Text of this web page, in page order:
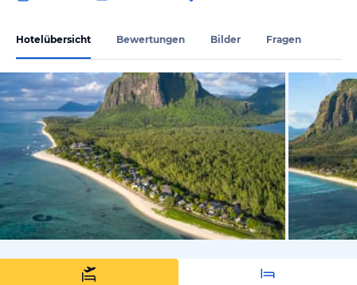
Hotelübersicht Bewertungen Bilder Fragen
vom